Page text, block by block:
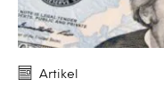
Artikel